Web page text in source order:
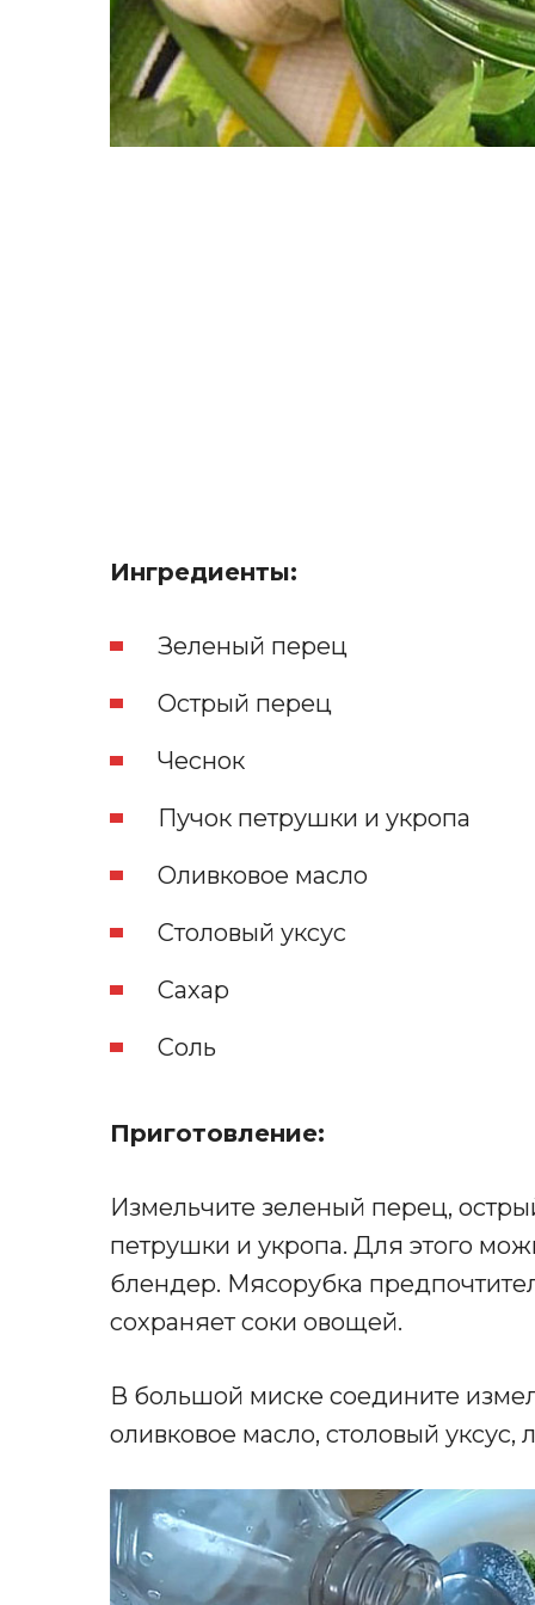
Ингредиенты:
Зеленый перец
Острый перец
Чеснок
Пучок петрушки и укропа
Оливковое масло
Столовый уксус
Сахар
Соль
Приготовление:
Измельчите зеленый перец,
петрушки и укропа. Для этого
блендер. Мясорубка
сохраняет соки овощей.
В большой миске соедините
оливковое масло, столовый уксус,